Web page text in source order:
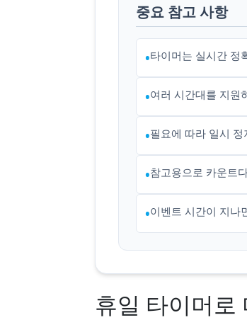
중요 참고 사항
•타이머는 실시간 정
•여러 시간대를 지원
•필요에 따라 일시
•참고용으로 카운트
•이벤트 시간이 지나
휴일 타이머로